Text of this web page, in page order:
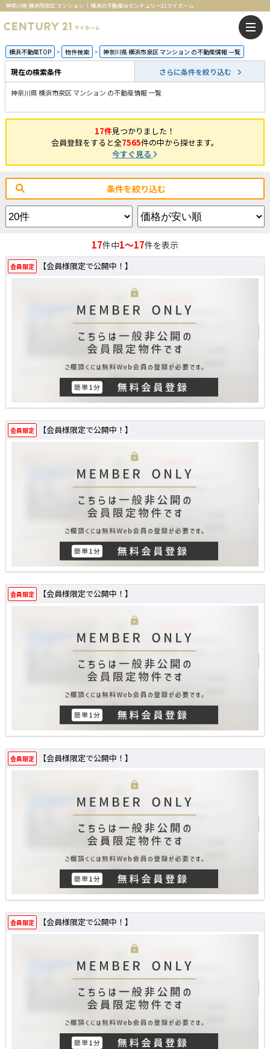
神奈川県 横浜市泉区 マンション ｜横浜の不動産はセンチュリー21マイホーム
横浜不動産TOP 物件検索 神奈川県 横浜市泉区 マンション の不動産情報 一覧
現在の検索条件 さらに条件を絞り込む
神奈川県 横浜市泉区 マンション の不動産情報 一覧
17件見つかりました！
会員登録をすると全7565件の中から探せます。
今すぐ見る
条件を絞り込む
17件中1～17件を表示
会員限定 【会員様限定で公開中！】
会員限定 【会員様限定で公開中！】
会員限定 【会員様限定で公開中！】
会員限定 【会員様限定で公開中！】
会員限定 【会員様限定で公開中！】